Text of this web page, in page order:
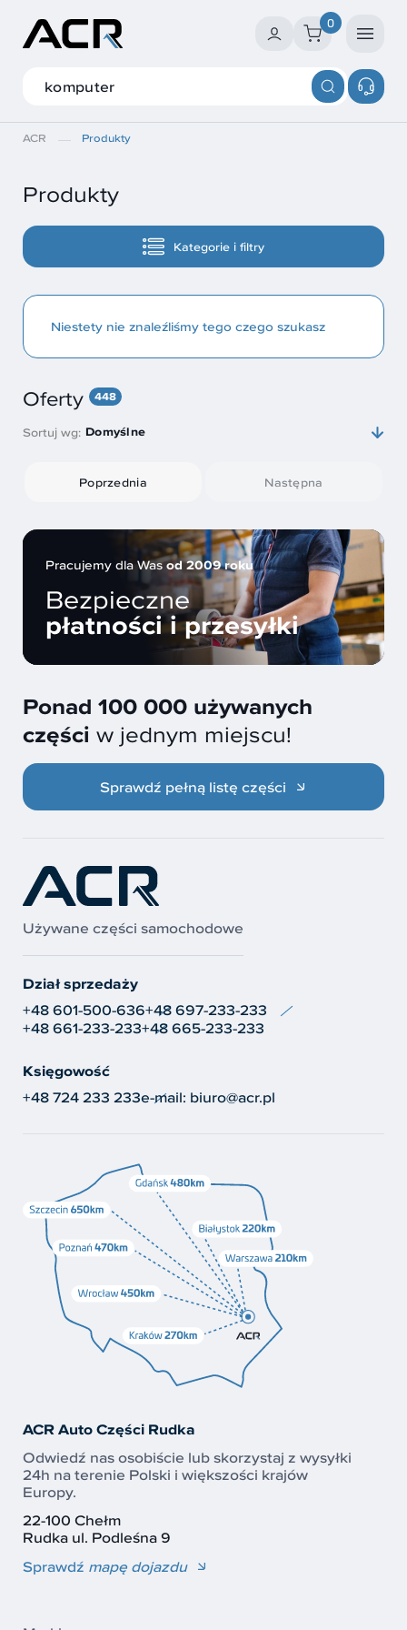
0
ACR Produkty
Produkty
Kategorie i filtry
Niestety nie znaleźliśmy tego czego szukasz
Oferty 448
Sortuj wg: Domyślne
Poprzednia Następna
Pracujemy dla Wasod 2009 roku
Bezpieczne
płatności i przesyłki
Ponad 100 000 używanych
części w jednym miejscu!
Sprawdź pełną listę części
Używane części samochodowe
Dział sprzedaży
+48 601-500-636+48 697-233-233
+48 661-233-233+48 665-233-233
Księgowość
+48 724 233 233e-mail: biuro@acr.pl
ACR Auto Części Rudka
Odwiedź nas osobiście lub skorzystaj z wysyłki
24h na terenie Polski i większości krajów
Europy.
22-100 Chełm
Rudka ul. Podleśna 9
Sprawdź mapę dojazdu